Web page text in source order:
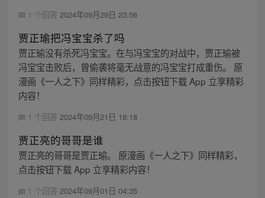
1 个回答 2024年09月29日 23:56
贾正瑜把冯宝宝杀了吗
贾正瑜没有杀死冯宝宝。在与冯宝宝的对战中，贾正瑜被
冯宝宝击败后，曾偷袭将毫无战意的冯宝宝打成重伤。 原
漫画《一人之下》同样精彩，点击按钮下载 App 立享精彩
内容！
1 个回答 2024年09月21日 18:18
贾正亮的哥哥是谁
贾正亮的哥哥是贾正瑜。 原漫画《一人之下》同样精彩，
点击按钮下载 App 立享精彩内容！
1 个回答 2024年09月01日 04:35